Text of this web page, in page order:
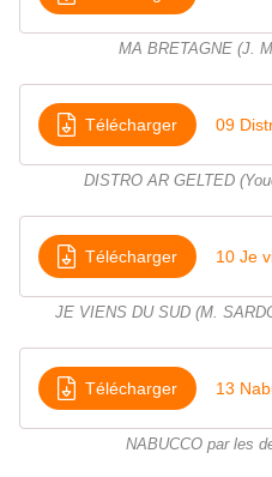
MA BRETAGNE (J.
Télécharger
DISTRO AR GELTED
Télécharger
JE VIENS DU SUD (M.
Télécharger
NABUCCO par les